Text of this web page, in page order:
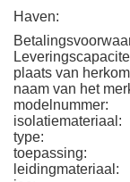
Haven:
plaats van
naam van het
modelnummer:
isolatiemateriaal:
type:
toepassing:
leidingmateriaal: